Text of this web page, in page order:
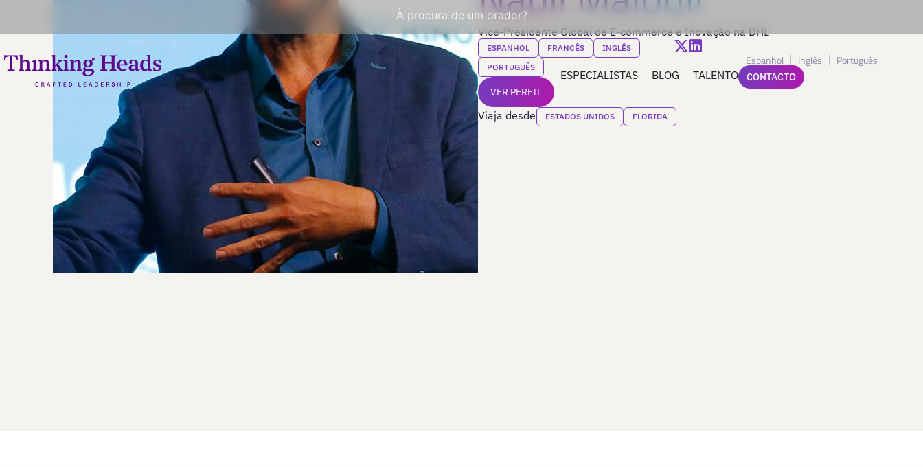
À procura de um orador?
ESPECIALISTAS BLOG TALENTO
Espanhol Inglês Português
CONTACTO
Vice-Presidente Global de E-commerce e Inovação na DHL
ESPANHOL FRANCÊS
INGLÊS
PORTUGUÊS
VER PERFIL
Viaja desde ESTADOS UNIDOS FLORIDA